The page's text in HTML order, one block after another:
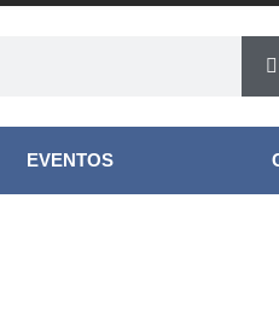
EVENTOS